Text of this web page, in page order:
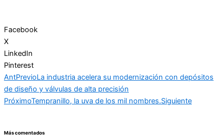
Facebook
X
LinkedIn
Pinterest
AntPrevioLa industria acelera su modernización con depósitos
de diseño y válvulas de alta precisión
PróximoTempranillo, la uva de los mil nombres.Siguiente
Más comentados